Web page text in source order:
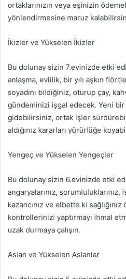
ortaklarınızın veya eşinizin
yönlendirmesine maruz
İkizler ve Yükselen İkizler
Bu dolunay sizin 7.evinizde etki
anlaşma, evlilik, bir yılı aşkın
soyadını bildiğiniz, oturup çay,
gündeminizi işgal edecek. Yeni bir
gidebilirsiniz, ortak işler
aldığınız kararları yürürlüğe
Yengeç ve Yükselen Yengeçler
Bu dolunay sizin 6.evinizde etki
angaryalarınız, sorumluluklarınız,
kazancınız ve elbette ki
kontrollerinizi yaptırmayı ihmal
uzak durmaya çalışın.
Aslan ve Yükselen Aslanlar